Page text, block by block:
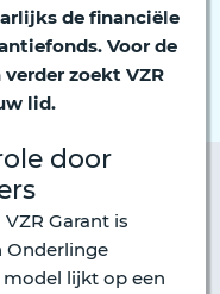
de financiële
Voor de
zoekt VZR
lid.
door
Garant is
Onderlinge
lijkt op een